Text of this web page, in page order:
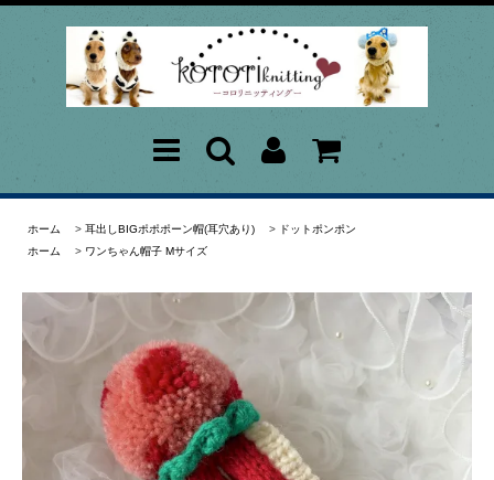
ホーム > 耳出しBIGポポポーン帽(耳穴あり) > ドットポンポン
ホーム
> ワンちゃん帽子 Mサイズ